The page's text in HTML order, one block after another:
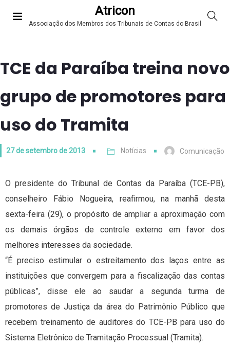
Atricon
Associação dos Membros dos Tribunais de Contas do Brasil
TCE da Paraíba treina novo
grupo de promotores para
uso do Tramita
27 de setembro de 2013 Notícias Comunicação
O presidente do Tribunal de Contas da Paraíba (TCE-PB),
conselheiro Fábio Nogueira, reafirmou, na manhã desta
sexta-feira (29), o propósito de ampliar a aproximação com
os demais órgãos de controle externo em favor dos
melhores interesses da sociedade.
“É preciso estimular o estreitamento dos laços entre as
instituições que convergem para a fiscalização das contas
públicas”, disse ele ao saudar a segunda turma de
promotores de Justiça da área do Patrimônio Público que
recebem treinamento de auditores do TCE-PB para uso do
Sistema Eletrônico de Tramitação Processual (Tramita).